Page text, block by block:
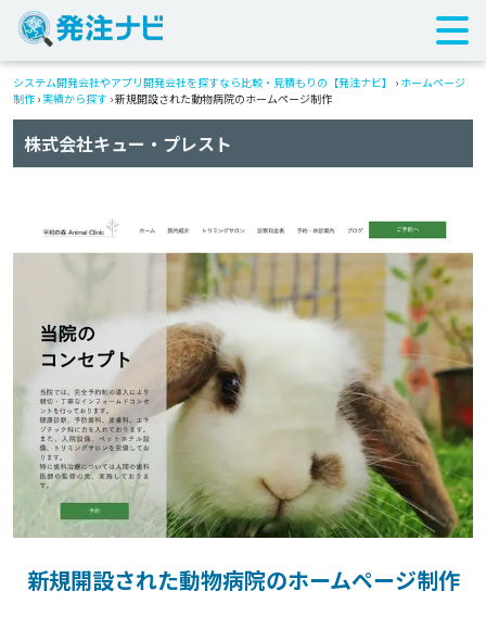
システム開発会社やアプリ開発会社を探すなら比較・見積もりの【発注ナビ】 › ホームページ
制作 › 実績から探す ›新規開設された動物病院のホームページ制作
株式会社キュー・プレスト
新規開設された動物病院のホームページ制作